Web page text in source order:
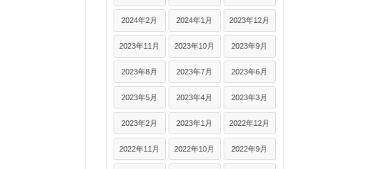
2024年2月 2024年1月 2023年12月
2023年11月 2023年10月 2023年9月
2023年8月 2023年7月 2023年6月
2023年5月 2023年4月 2023年3月
2023年2月 2023年1月 2022年12月
2022年11月 2022年10月 2022年9月